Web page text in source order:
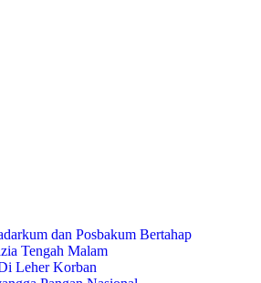
dan Posbakum Bertahap
Tengah Malam
Leher Korban